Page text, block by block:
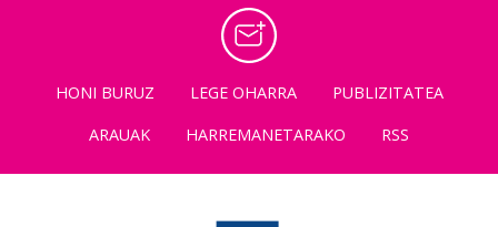
HONI BURUZ LEGE OHARRA
PUBLIZITATEA
ARAUAK
HARREMANETARAKO RSS